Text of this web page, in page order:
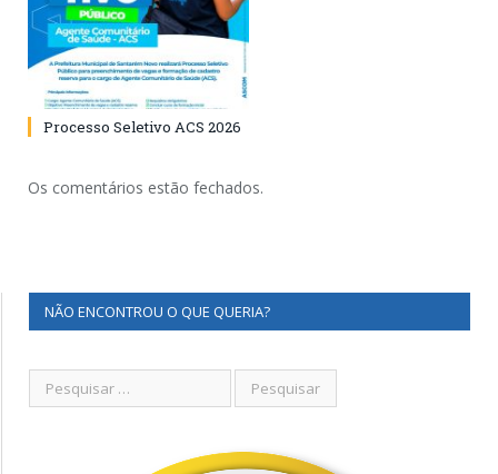
Processo Seletivo ACS 2026
Os comentários estão fechados.
NÃO ENCONTROU O QUE QUERIA?